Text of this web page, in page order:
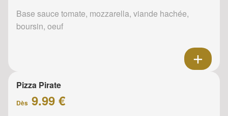
Base sauce tomate, mozzarella, viande hachée,
boursin, oeuf
Pizza Pirate
Dès 9.99 €